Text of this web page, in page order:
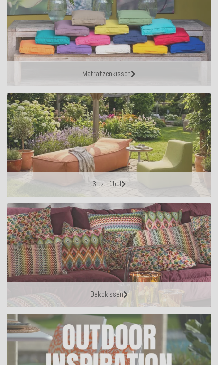
Matratzenkissen
Sitzmöbel
Dekokissen